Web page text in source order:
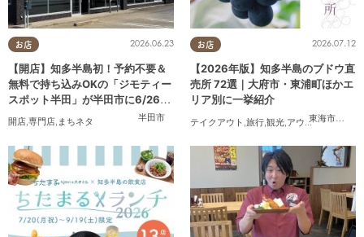
お店
半田市
2026.06.23
【開店】知多半島初！予約不要＆
無料で持ち込みOKの「ジモティー
スポット半田」が半田市に6/26
(金)オープン
開店,専門店, まちネタ
お店
東海市大府
2026.07.12
【2026年版】知多半島のブドウ直
売所 72選｜大府市・東浦町ほかエ
リア別に一挙紹介
テイクアウト ,旅行,観光,アウトドア , まちネ